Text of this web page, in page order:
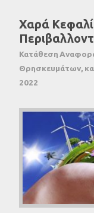
Χαρά
Κατάθεση
Θρησκευμάτων,
2022